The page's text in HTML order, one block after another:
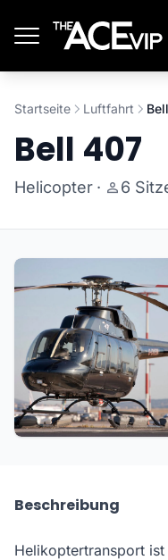
Startseite Luftfahrt
Bell 407
Helicopter · 6
Beschreibung
Helikoptertransport